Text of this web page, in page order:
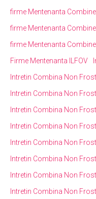
firme Mentenanta
firme Mentenanta
firme Mentenanta
Firme Mentenanta ILFOV
Intretin Combina Non
Intretin Combina Non
Intretin Combina Non Frost
Intretin Combina Non
Intretin Combina Non
Intretin Combina Non Frost
Intretin Combina Non
Intretin Combina Non